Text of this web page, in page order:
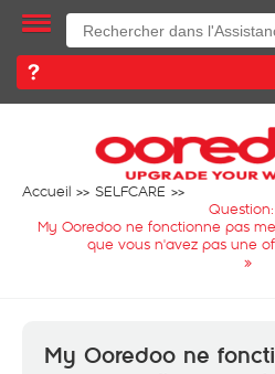
Accueil
SELFCARE
My Ooredoo ne fonctionne pas
que vous n'avez pas une
»
My Ooredoo ne